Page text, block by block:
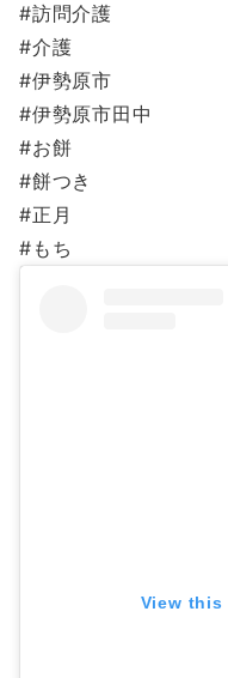
#訪問介護
#介護
#伊勢原市
#伊勢原市田中
#お餅
#餅つき
#正月
#もち
View this